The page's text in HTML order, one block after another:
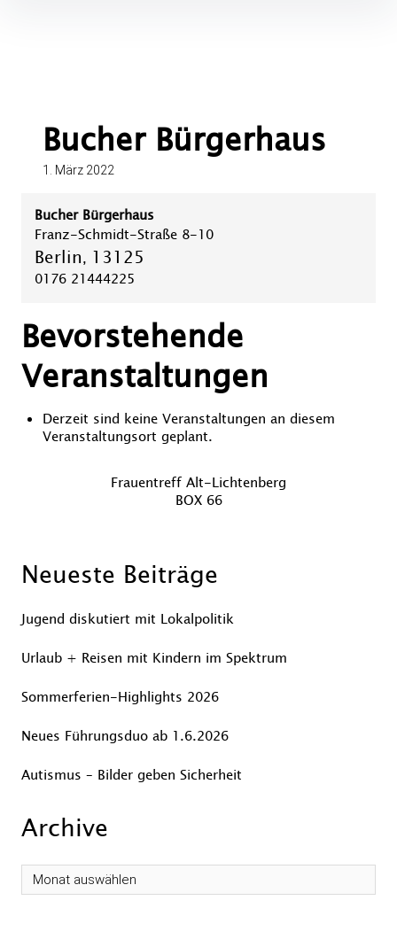
Bucher Bürgerhaus
1. März 2022
Bucher Bürgerhaus
Franz-Schmidt-Straße 8-10
Berlin, 13125
0176 21444225
Bevorstehende
Veranstaltungen
Derzeit sind keine Veranstaltungen an diesem
Veranstaltungsort geplant.
Beitragsnavigation
Vorheriger
Frauentreff Alt-Lichtenberg
Nächster
BOX 66
Neueste Beiträge
Jugend diskutiert mit Lokalpolitik
Urlaub + Reisen mit Kindern im Spektrum
Sommerferien-Highlights 2026
Neues Führungsduo ab 1.6.2026
Autismus – Bilder geben Sicherheit
Archive
Archive